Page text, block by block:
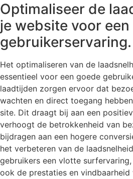
Optimaliseer de
je website voor
gebruikerservaring.
Het optimaliseren van de
essentieel voor een goede
laadtijden zorgen ervoor dat
wachten en direct toegang
site. Dit draagt bij aan een
verhoogt de betrokkenheid van
bijdragen aan een hogere
het verbeteren van de
gebruikers een vlotte
ook de prestaties en